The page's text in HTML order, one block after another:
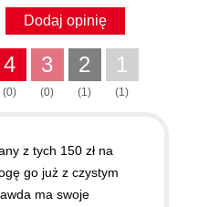
Dodaj opinię
4
(0)
3
(0)
2
(1)
1
(1)
z tych 150 zł na
go już z czystym
ma swoje